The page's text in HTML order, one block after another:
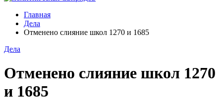
Главная
Дела
Отменено слияние школ 1270 и 1685
Дела
Отменено слияние школ 1270
и 1685